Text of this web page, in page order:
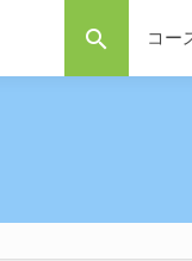
search コー